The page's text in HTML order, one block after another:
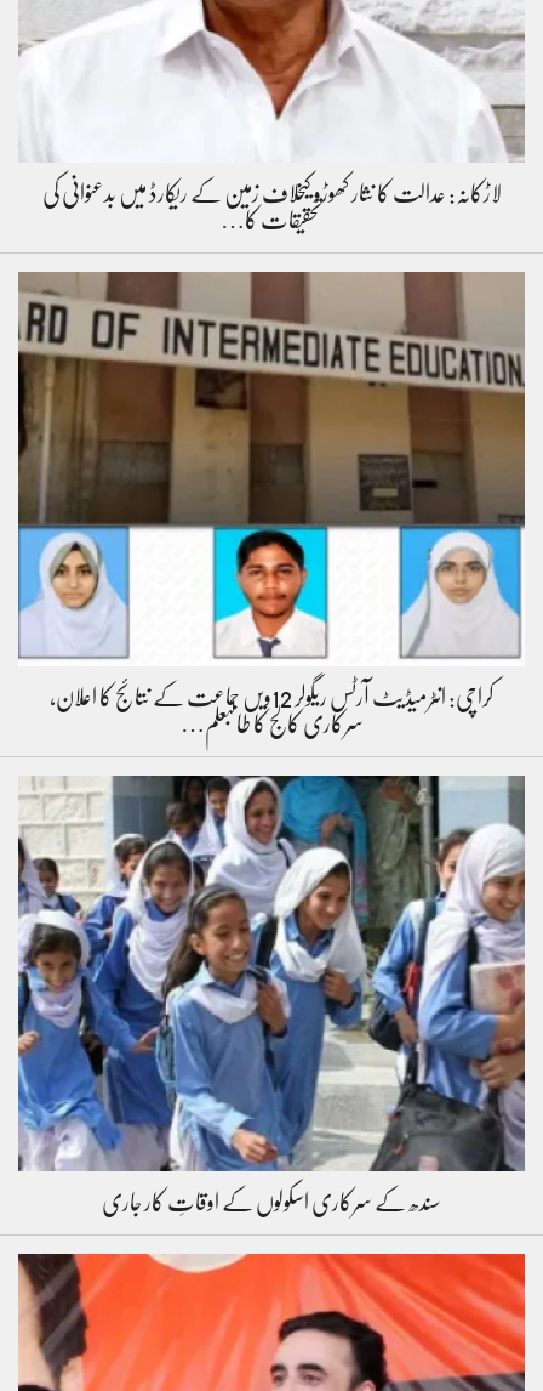
لاڑکانہ: عدالت کا نثار کھوڑو کیخلاف زمین کے ریکارڈ میں بدعنوانی کی
تحقیقات کا…
کراچی: انٹرمیڈیٹ آرٹس ریگولر 12ویں جماعت کے نتائج کا اعلان،
سرکاری کالج کا طالبعلم…
سندھ کے سرکاری اسکولوں کے اوقاتِ کار جاری